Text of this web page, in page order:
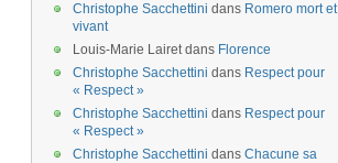
Christophe Sacchettini dans Romero mort et
vivant
Louis-Marie Lairetdans Florence
Christophe Sacchettini dans Respect pour
« Respect »
Christophe Sacchettini dans Respect pour
« Respect »
Christophe Sacchettini dans Chacune sa